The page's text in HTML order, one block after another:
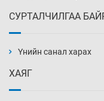
СУРТАЛЧИЛГАА
Үнийн санал харах
ХАЯГ